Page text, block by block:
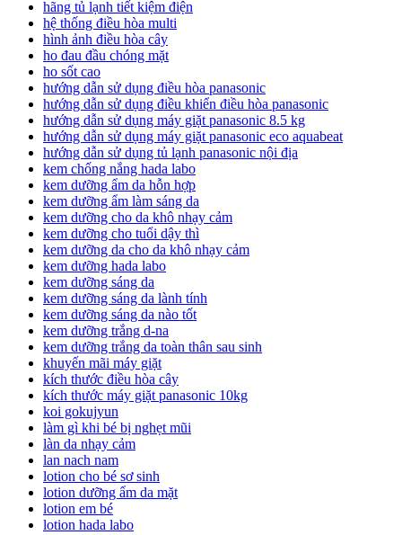
hãng tủ lạnh tiết kiệm điện
hệ thống điều hòa multi
hình ảnh điều hòa cây
ho đau đầu chóng mặt
ho sốt cao
hướng dẫn sử dụng điều hòa panasonic
hướng dẫn sử dụng điều khiển điều hòa panasonic
hướng dẫn sử dụng máy giặt panasonic 8.5 kg
hướng dẫn sử dụng máy giặt panasonic eco aquabeat
hướng dẫn sử dụng tủ lạnh panasonic nội địa
kem chống nắng hada labo
kem dưỡng ẩm da hỗn hợp
kem dưỡng ẩm làm sáng da
kem dưỡng cho da khô nhạy cảm
kem dưỡng cho tuổi dậy thì
kem dưỡng da cho da khô nhạy cảm
kem dưỡng hada labo
kem dưỡng sáng da
kem dưỡng sáng da lành tính
kem dưỡng sáng da nào tốt
kem dưỡng trắng d-na
kem dưỡng trắng da toàn thân sau sinh
khuyến mãi máy giặt
kích thước điều hòa cây
kích thước máy giặt panasonic 10kg
koi gokujyun
làm gì khi bé bị nghẹt mũi
làn da nhạy cảm
lan nach nam
lotion cho bé sơ sinh
lotion dưỡng ẩm da mặt
lotion em bé
lotion hada labo